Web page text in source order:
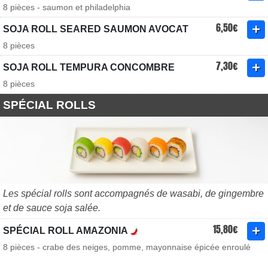
8 pièces - saumon et philadelphia
SOJA ROLL SEARED SAUMON AVOCAT 6,50€
8 pièces
SOJA ROLL TEMPURA CONCOMBRE 7,30€
8 pièces
SPÉCIAL ROLLS
Les spécial rolls sont accompagnés de wasabi, de gingembre
et de sauce soja salée.
SPÉCIAL ROLL AMAZONIA 15,80€
8 pièces - crabe des neiges, pomme, mayonnaise épicée enroulé